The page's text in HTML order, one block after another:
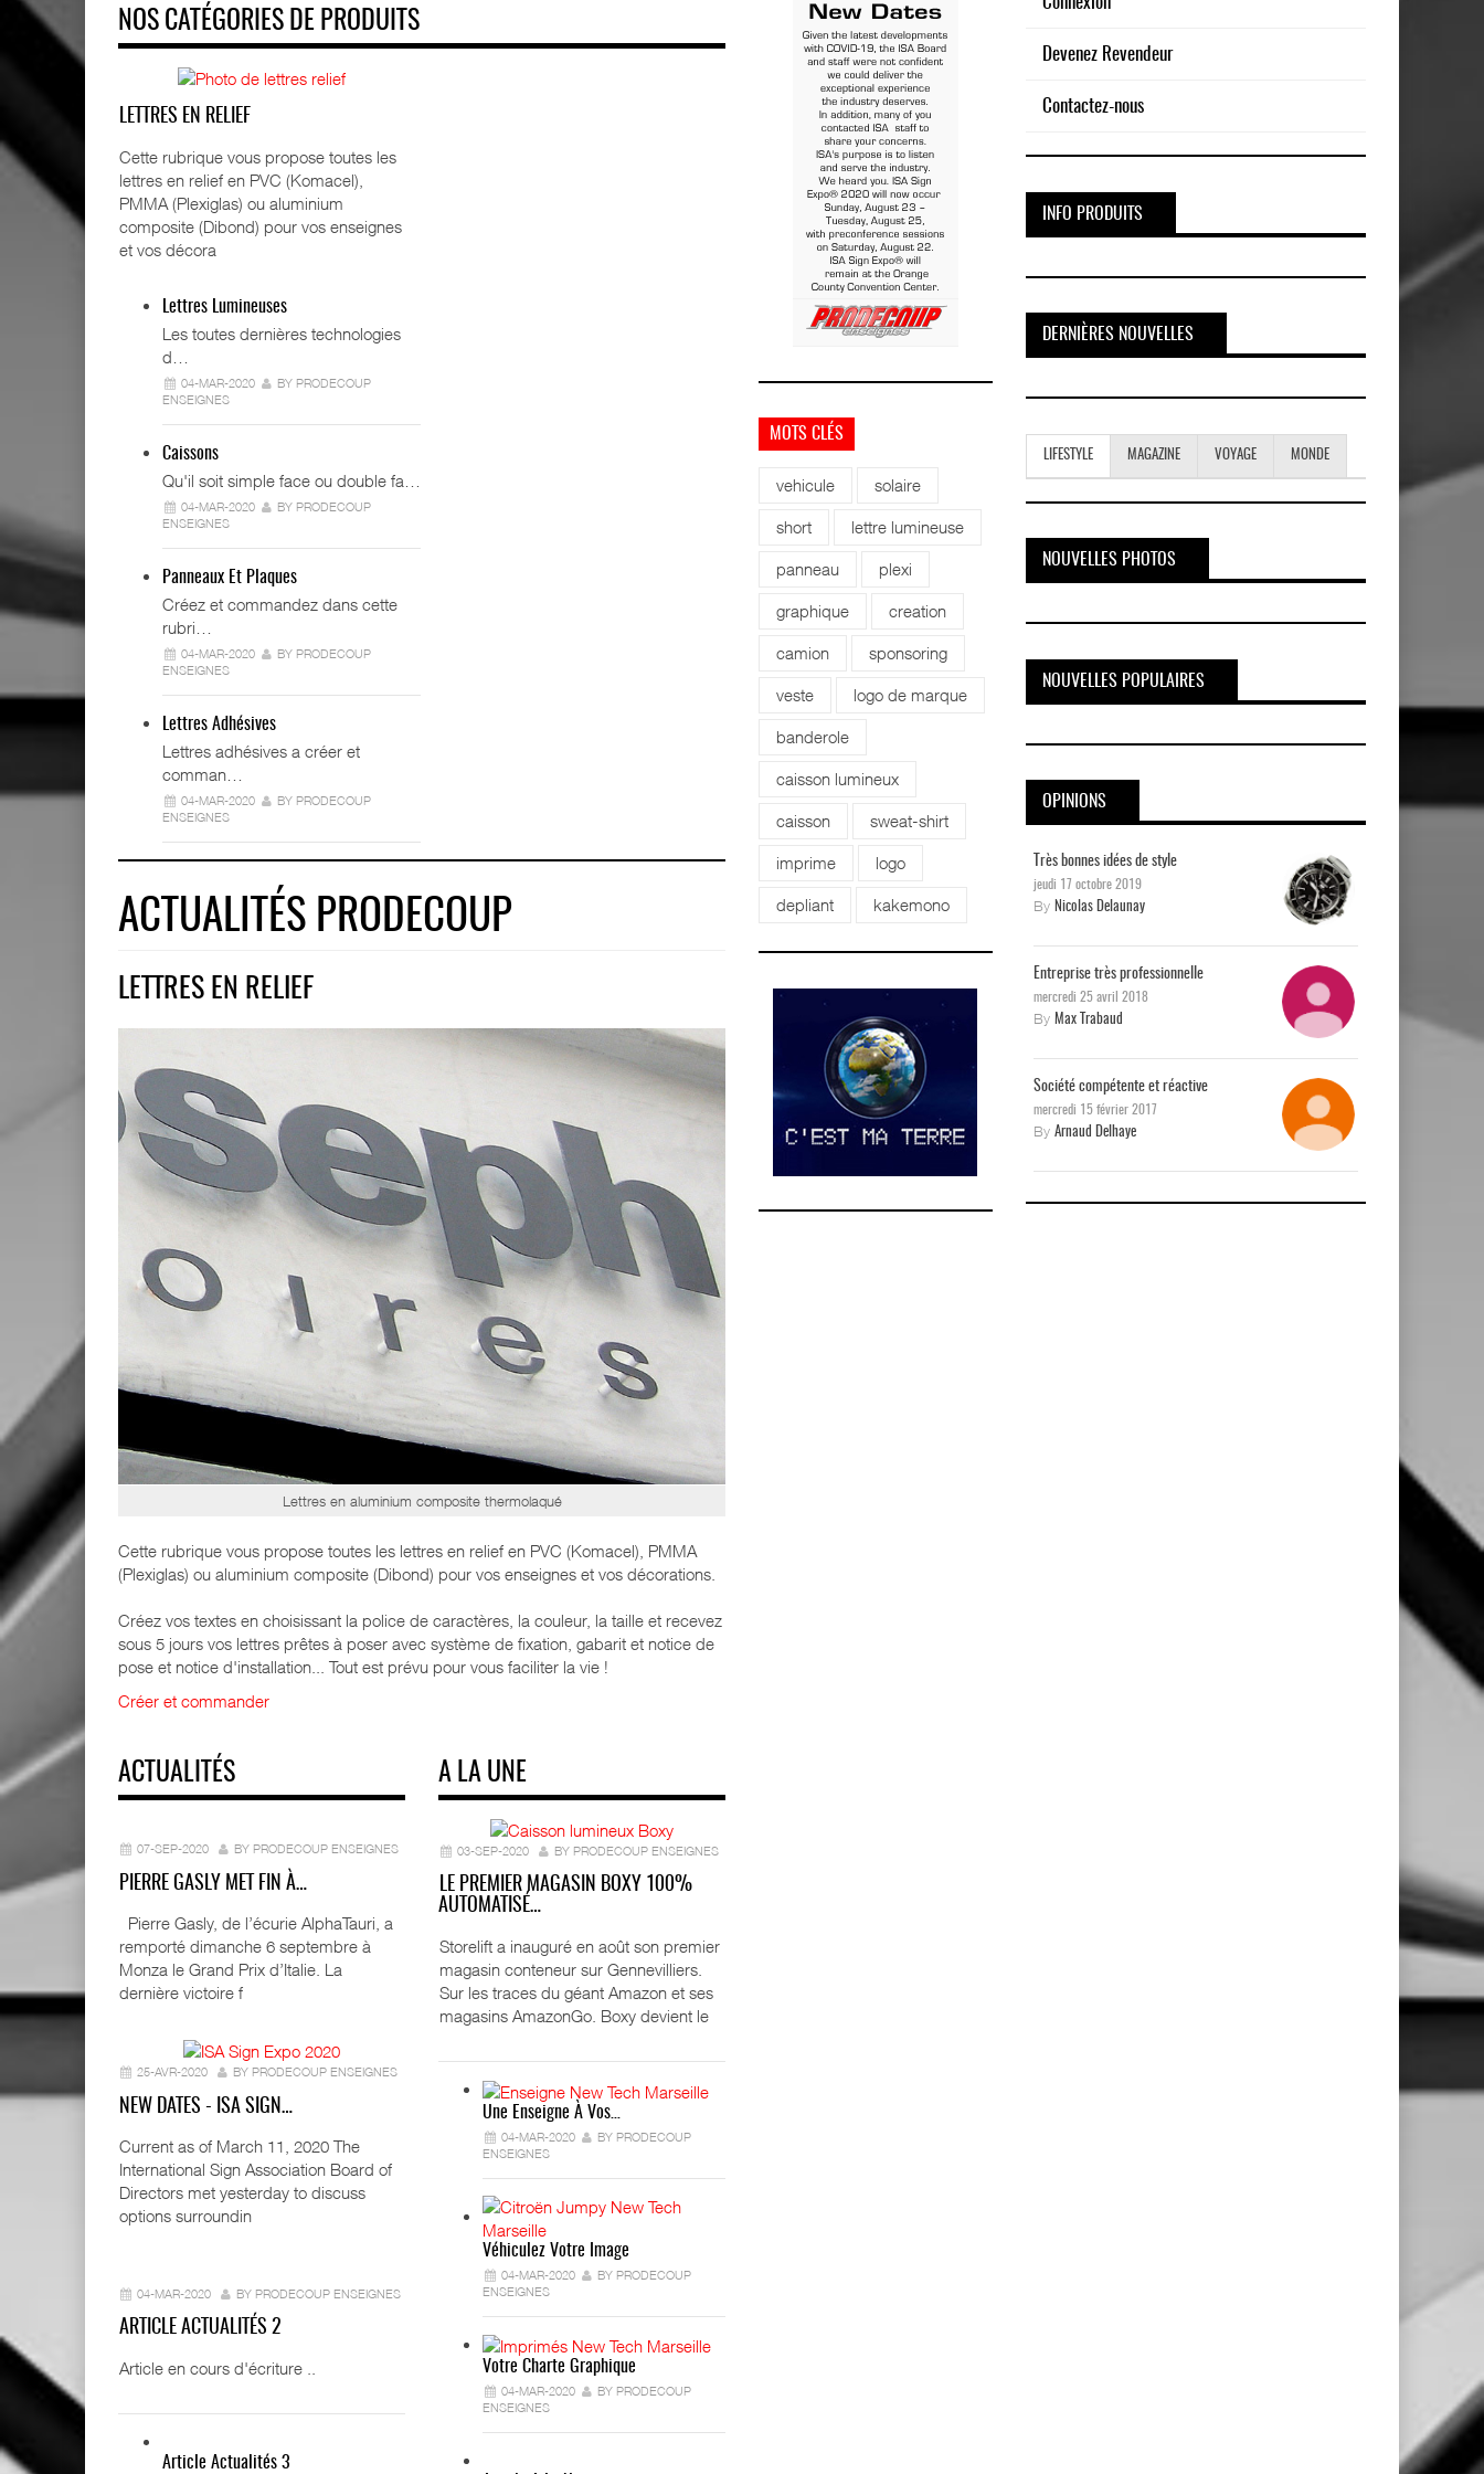
NOS CATÉGORIES DE PRODUITS
LETTRES EN RELIEF
Cette rubrique vous propose toutes les
lettres en relief en PVC (Komacel),
PMMA (Plexiglas) ou aluminium
composite (Dibond) pour vos enseignes
et vos décora
Lettres Lumineuses
Les toutes dernières technologies
d…
04-MAR-2020
BY PRODECOUP
ENSEIGNES
Caissons
Qu'il soit simple face ou double fa…
04-MAR-2020
BY PRODECOUP
ENSEIGNES
Panneaux Et Plaques
Créez et commandez dans cette
rubri…
04-MAR-2020
BY PRODECOUP
ENSEIGNES
Lettres Adhésives
Lettres adhésives a créer et
comman…
04-MAR-2020
BY PRODECOUP
ENSEIGNES
ACTUALITÉS PRODECOUP
LETTRES EN RELIEF
Lettres en aluminium composite thermolaqué
Cette rubrique vous propose toutes les lettres en relief en PVC (Komacel), PMMA
(Plexiglas) ou aluminium composite (Dibond) pour vos enseignes et vos décorations.
Créez vos textes en choisissant la police de caractères, la couleur, la taille et recevez
sous 5 jours vos lettres prêtes à poser avec système de fixation, gabarit et notice de
pose et notice d'installation... Tout est prévu pour vous faciliter la vie !
Créer et commander
ACTUALITÉS
07-SEP-2020 BY PRODECOUP ENSEIGNES
PIERRE GASLY MET FIN À…
Pierre Gasly, de l’écurie AlphaTauri, a
remporté dimanche 6 septembre à
Monza le Grand Prix d’Italie. La
dernière victoire f
25-AVR-2020 BY PRODECOUP ENSEIGNES
NEW DATES - ISA SIGN…
Current as of March 11, 2020 The
International Sign Association Board of
Directors met yesterday to discuss
options surroundin
04-MAR-2020 BY PRODECOUP ENSEIGNES
ARTICLE ACTUALITÉS 2
Article en cours d'écriture ..
Article Actualités 3
A LA UNE
03-SEP-2020 BY PRODECOUP ENSEIGNES
LE PREMIER MAGASIN BOXY 100%
AUTOMATISÉ…
Storelift a inauguré en août son premier
magasin conteneur sur Gennevilliers.
Sur les traces du géant Amazon et ses
magasins AmazonGo. Boxy devient le
Une Enseigne À Vos…
04-MAR-2020
BY PRODECOUP
ENSEIGNES
Véhiculez Votre Image
04-MAR-2020
BY PRODECOUP
ENSEIGNES
Votre Charte Graphique
04-MAR-2020
BY PRODECOUP
ENSEIGNES
MOTS CLÉS
vehicule solaire
short lettre lumineuse
panneau plexi
graphique creation
camion sponsoring
veste logo de marque
banderole
caisson lumineux
caisson sweat-shirt
imprime logo
depliant kakemono
Devenez Revendeur
Contactez-nous
INFO PRODUITS
DERNIÈRES NOUVELLES
LIFESTYLE MAGAZINE VOYAGE MONDE
NOUVELLES PHOTOS
NOUVELLES POPULAIRES
OPINIONS
Très bonnes idées de style
jeudi 17 octobre 2019
By Nicolas Delaunay
Entreprise très professionnelle
mercredi 25 avril 2018
By Max Trabaud
Société compétente et réactive
mercredi 15 février 2017
By Arnaud Delhaye